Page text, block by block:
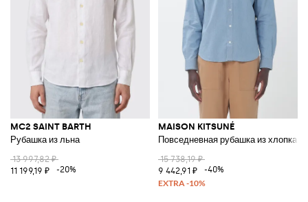
MC2 SAINT BARTH
Рубашка из льна
13 997,82 ₽
11 199,19 ₽
-20%
MAISON KITSUNÉ
Повседневная рубашка из хлопка
15 738,19 ₽
9 442,91 ₽
-40%